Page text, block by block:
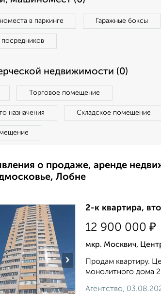
в паркинге Гаражные боксы
посредников
недвижимости (0)
Торговое помещение
назначения Складское помещение
о продаже, аренде
Лобне
›
2-к квартира,
12 900 000 ₽
мкр. Москвич,
Продам квартиру.
монолитного дома
Агентство,